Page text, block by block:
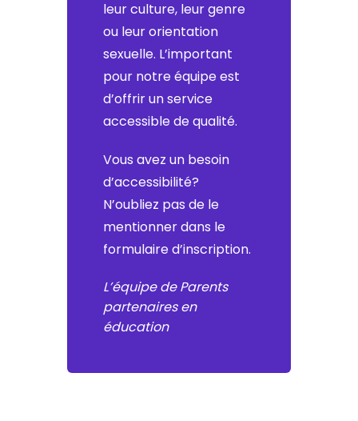
leur culture, leur genre
ou leur orientation
sexuelle. L’important
pour notre équipe est
d’offrir un service
accessible de qualité.
Vous avez un besoin
d’accessibilité?
N’oubliez pas de le
mentionner dans le
formulaire d’inscription.
L’équipe de Parents
partenaires en
éducation